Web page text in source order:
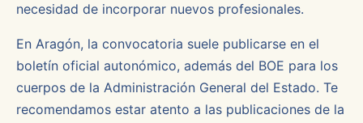
necesidad de incorporar nuevos profesionales.
En Aragón, la convocatoria suele publicarse en el
boletín oficial autonómico, además del BOE para los
cuerpos de la Administración General del Estado. Te
recomendamos estar atento a las publicaciones de la